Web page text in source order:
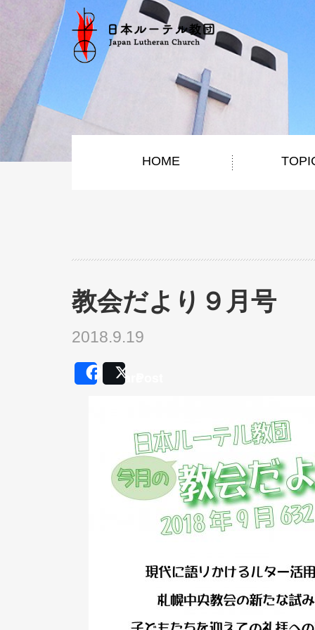
HOME
教会だより９月号
2018.9.19
Share